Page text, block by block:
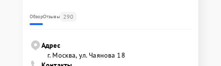
ОбзорОтзывы 290
Адрес
г. Москва, ул. Чаянова 18